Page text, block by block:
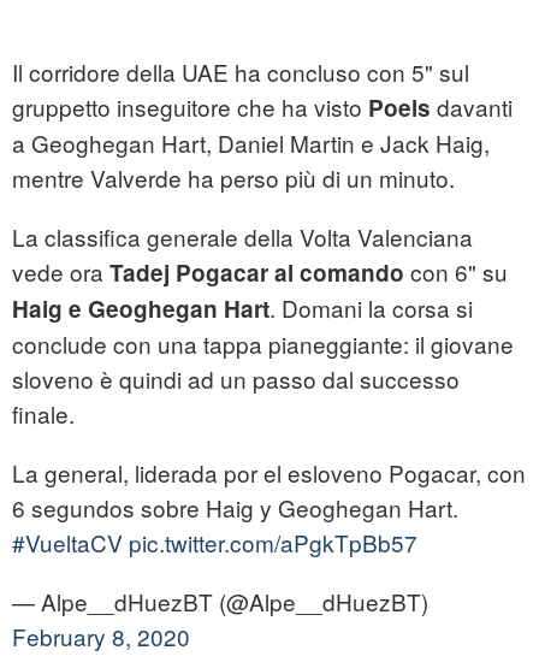
Il corridore della UAE ha concluso con 5" sul
gruppetto inseguitore che ha visto Poels davanti
a Geoghegan Hart, Daniel Martin e Jack Haig,
mentre Valverde ha perso più di un minuto.
La classifica generale della Volta Valenciana
vede ora Tadej Pogacar al comando con 6" su
Haig e Geoghegan Hart. Domani la corsa si
conclude con una tappa pianeggiante: il giovane
sloveno è quindi ad un passo dal successo
finale.
La general, liderada por el esloveno Pogacar, con
6 segundos sobre Haig y Geoghegan Hart.
#VueltaCV pic.twitter.com/aPgkTpBb57
— Alpe__dHuezBT (@Alpe__dHuezBT)
February 8, 2020